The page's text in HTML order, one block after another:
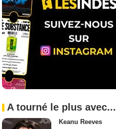
A tourné le plus avec...
Keanu Reeves